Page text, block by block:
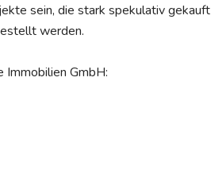
sein, die stark spekulativ gekauft
werden.
GmbH: